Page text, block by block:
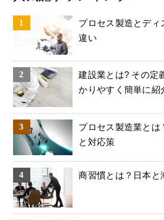
プロセス製造とディ
違い
建設業とは? その定
かりやすく簡単に紹
プロセス製造業とは
と対応策
商習慣とは？日本と